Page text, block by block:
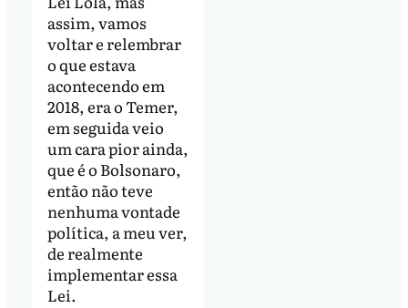
assim, vamos
voltar e relembrar
o que estava
acontecendo em
2018, era o Temer,
em seguida veio
um cara pior ainda,
que é o Bolsonaro,
então não teve
nenhuma vontade
política, a meu ver,
de realmente
implementar essa
Lei.